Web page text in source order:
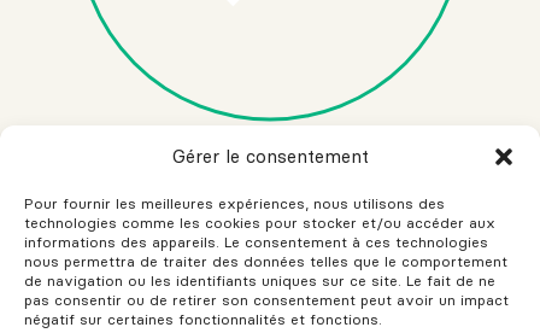
Gérer le consentement
Pour fournir les meilleures expériences, nous utilisons des
technologies comme les cookies pour stocker et/ou accéder aux
informations des appareils. Le consentement à ces technologies
nous permettra de traiter des données telles que le comportement
de navigation ou les identifiants uniques sur ce site. Le fait de ne
pas consentir ou de retirer son consentement peut avoir un impact
négatif sur certaines fonctionnalités et fonctions.